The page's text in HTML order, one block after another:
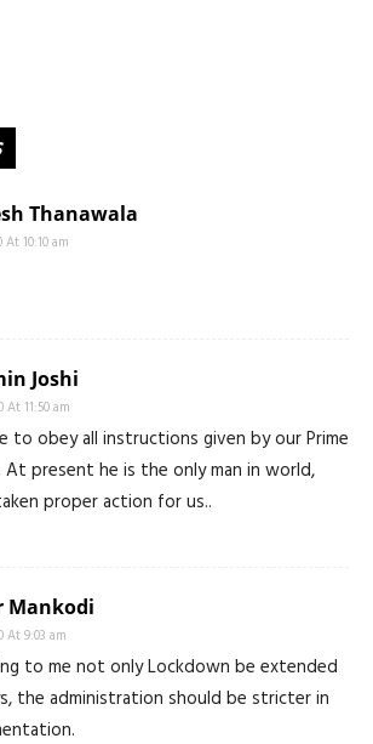
Thanawala
10:10 am
Joshi
11:50 am
to obey all instructions given by our Prime
present he is the only man in world,
proper action for us..
Mankodi
At 9:03 am
to me not only Lockdown be extended
the administration should be stricter in